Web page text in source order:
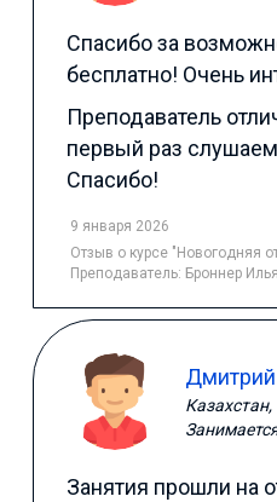
Спасибо за
бесплатно! Очень
Преподаватель
первый раз
Спасибо!
9 января 2026
Отзыв о курсе "Новогодняя
Преподаватель: Броннер
Занятия прошли на